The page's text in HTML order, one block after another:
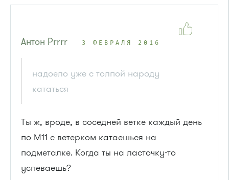
Антон Рrrrr 3 ФЕВРАЛЯ 2016
надоело уже с толпой народу
кататься
Ты ж, вроде, в соседней ветке каждый день
по М11 с ветерком катаешься на
подметалке. Когда ты на ласточку-то
успеваешь?